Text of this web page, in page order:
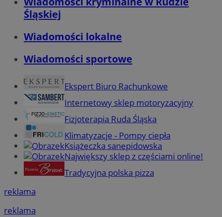
Śląskiej
Wiadomości lokalne
Wiadomości sportowe
Ekspert Biuro Rachunkowe
Internetowy sklep motoryzacyjny
Fizjoterapia Ruda Śląska
Klimatyzacje - Pompy ciepła
Książeczka sanepidowska
Największy sklep z częściami online!
Tradycyjna polska pizza
reklama
reklama